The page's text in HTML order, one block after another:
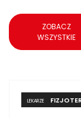
ZOBACZ
WSZYSTKIE
LEKARZE